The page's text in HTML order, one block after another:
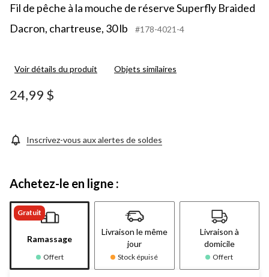
Fil de pêche à la mouche de réserve Superfly Braided
Dacron, chartreuse, 30 lb
#178-4021-4
Voir détails du produit Objets similaires
24,99 $
Inscrivez-vous aux alertes de soldes
Achetez-le en ligne :
Gratuit
Ramassage
Offert
Livraison le même
jour
Stock épuisé
Livraison à
domicile
Offert